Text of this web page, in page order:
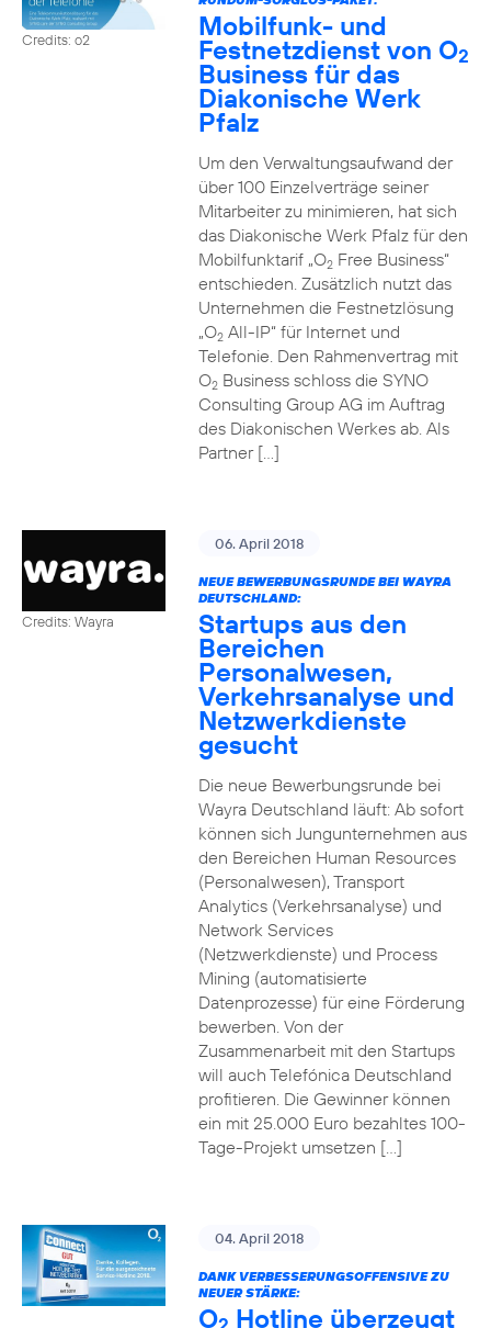
Credits: o2 Mobilfunk- und
Festnetzdienst von O2
Business für das
Diakonische Werk
Pfalz
Um den Verwaltungsaufwand der
über 100 Einzelverträge seiner
Mitarbeiter zu minimieren, hat sich
das Diakonische Werk Pfalz für den
Mobilfunktarif „O2Free Business“
entschieden. Zusätzlich nutzt das
Unternehmen die Festnetzlösung
„O2All-IP“ für Internet und
Telefonie. Den Rahmenvertrag mit
O2Business schloss die SYNO
Consulting Group AG im Auftrag
des Diakonischen Werkes ab. Als
Partner […]
Credits: Wayra
06. April 2018
NEUE BEWERBUNGSRUNDE BEI WAYRA
DEUTSCHLAND:
Startups aus den
Bereichen
Personalwesen,
Verkehrsanalyse und
Netzwerkdienste
gesucht
Die neue Bewerbungsrunde bei
Wayra Deutschland läuft: Ab sofort
können sich Jungunternehmen aus
den Bereichen Human Resources
(Personalwesen), Transport
Analytics (Verkehrsanalyse) und
Network Services
(Netzwerkdienste) und Process
Mining (automatisierte
Datenprozesse) für eine Förderung
bewerben. Von der
Zusammenarbeit mit den Startups
will auch Telefónica Deutschland
profitieren. Die Gewinner können
ein mit 25.000 Euro bezahltes 100-
Tage-Projekt umsetzen […]
04. April 2018
DANK VERBESSERUNGSOFFENSIVE ZU
NEUER STÄRKE:
O Hotline überzeugt